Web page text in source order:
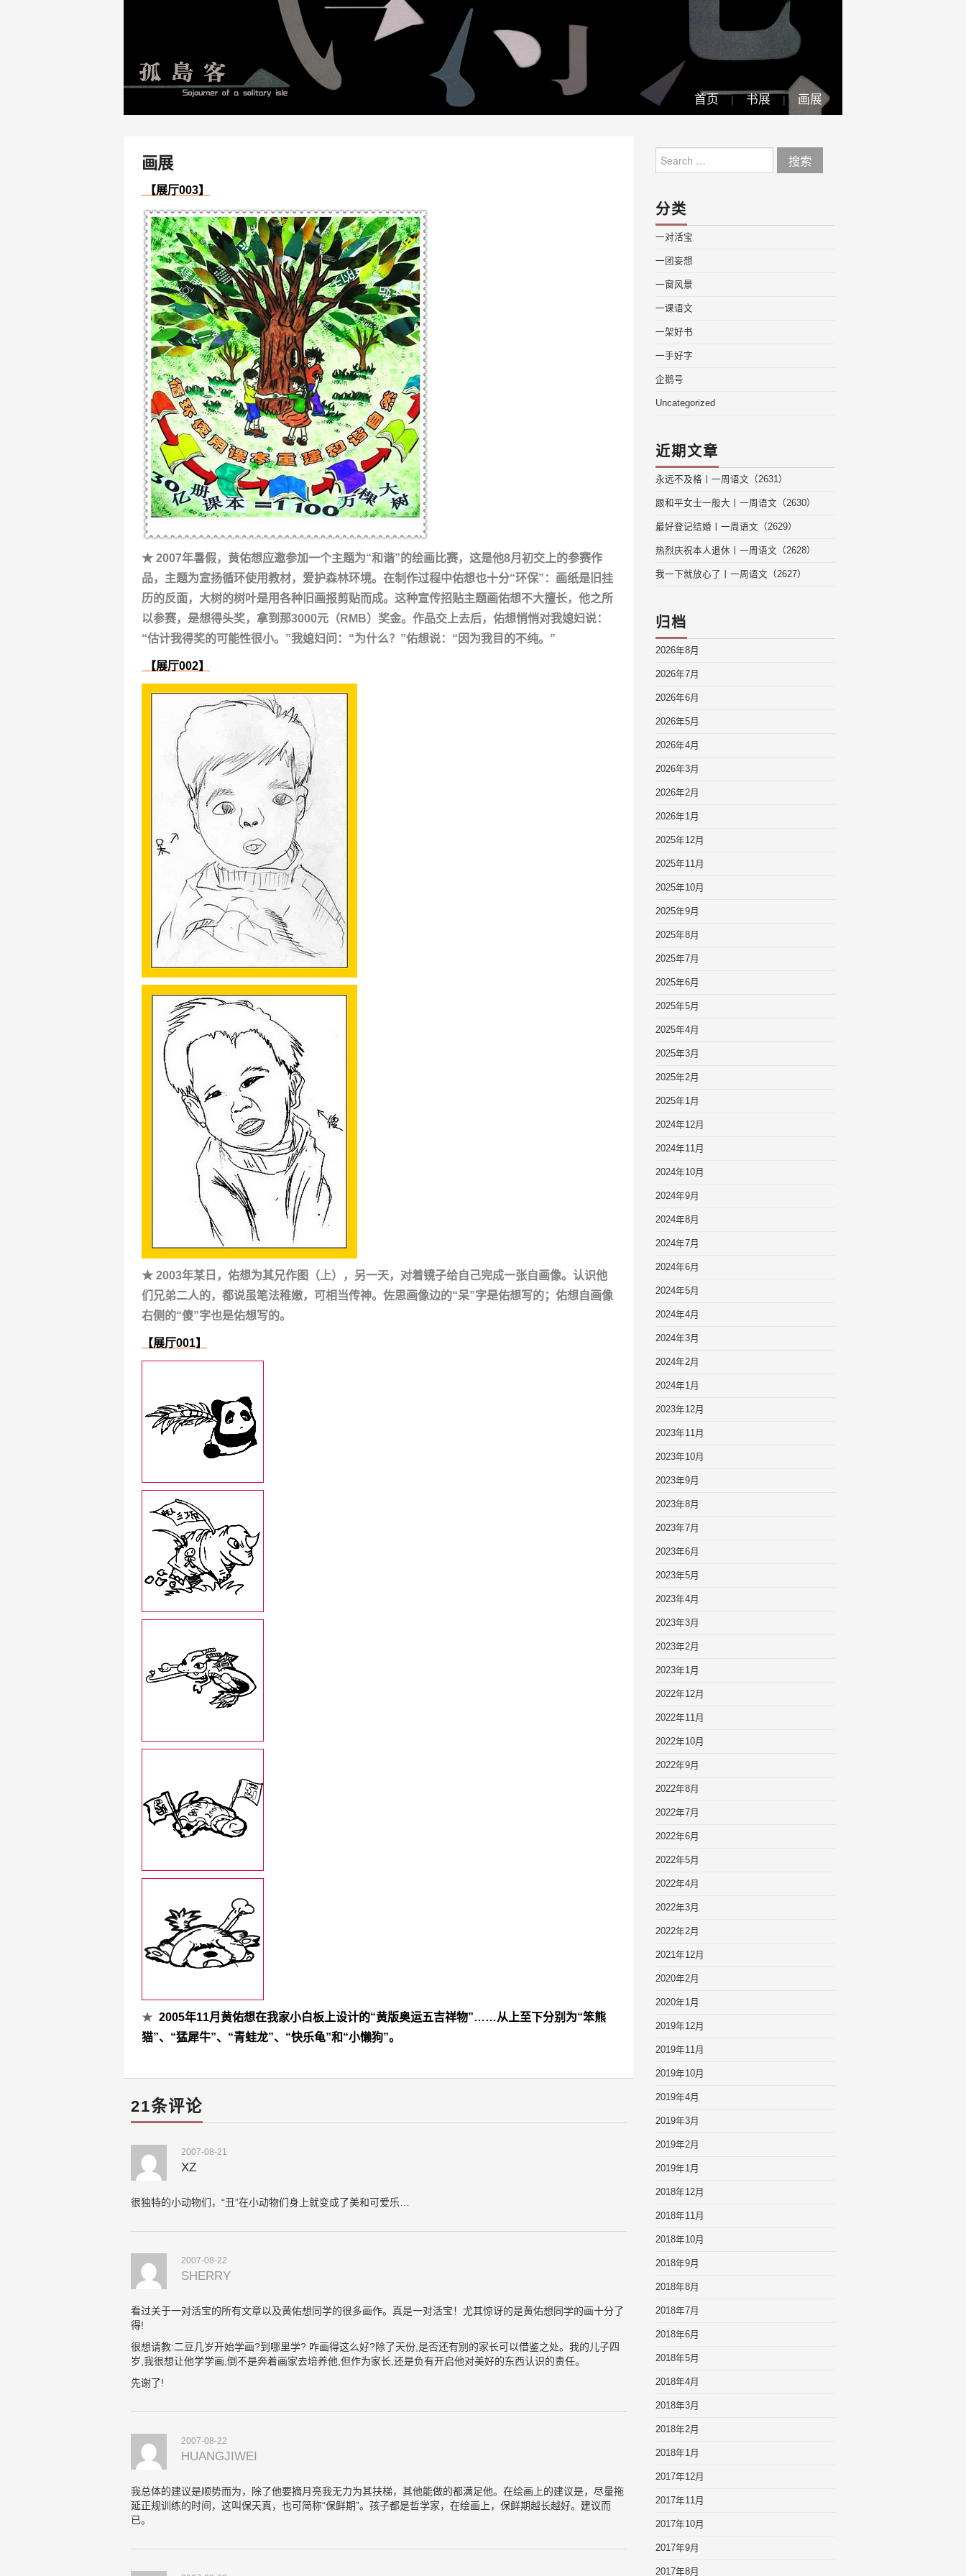
首页 书展 画展
画展
【展厅003】
★ 2007年暑假，黄佑想应邀参加一个主题为“和谐”的绘画比赛，这是他8月初交上的参赛作
品，主题为宣扬循环使用教材，爱护森林环境。在制作过程中佑想也十分“环保”：画纸是旧挂
历的反面，大树的树叶是用各种旧画报剪贴而成。这种宣传招贴主题画佑想不大擅长，他之所
以参赛，是想得头奖，拿到那3000元（RMB）奖金。作品交上去后，佑想悄悄对我媳妇说：
“估计我得奖的可能性很小。”我媳妇问：“为什么？”佑想说：“因为我目的不纯。”
【展厅002】
★ 2003年某日，佑想为其兄作图（上），另一天，对着镜子给自己完成一张自画像。认识他
们兄弟二人的，都说虽笔法稚嫩，可相当传神。佐思画像边的“呆”字是佑想写的；佑想自画像
右侧的“傻”字也是佑想写的。
【展厅001】
★ 2005年11月黄佑想在我家小白板上设计的“黄版奥运五吉祥物”……从上至下分别为“笨熊
猫”、“猛犀牛”、“青蛙龙”、“快乐龟”和“小懒狗”。
21条评论
2007-08-21
XZ
很独特的小动物们，“丑”在小动物们身上就变成了美和可爱乐…
2007-08-22
SHERRY
看过关于一对活宝的所有文章以及黄佑想同学的很多画作。真是一对活宝！尤其惊讶的是黄佑想同学的画十分了
得!
很想请教:二豆几岁开始学画?到哪里学? 咋画得这么好?除了天份,是否还有别的家长可以借鉴之处。我的儿子四
岁,我很想让他学学画,倒不是奔着画家去培养他,但作为家长,还是负有开启他对美好的东西认识的责任。
先谢了!
2007-08-22
HUANGJIWEI
我总体的建议是顺势而为，除了他要摘月亮我无力为其扶梯，其他能做的都满足他。在绘画上的建议是，尽量拖
延正规训练的时间，这叫保天真，也可简称“保鲜期”。孩子都是哲学家，在绘画上，保鲜期越长越好。建议而
已。
for:
分类
一对活宝
一团妄想
一窗风景
一课语文
一架好书
一手好字
企鹅号
Uncategorized
近期文章
永远不及格丨一周语文（2631）
跟和平女士一般大丨一周语文（2630）
最好登记结婚丨一周语文（2629）
热烈庆祝本人退休丨一周语文（2628）
我一下就放心了丨一周语文（2627）
归档
2026年8月
2026年7月
2026年6月
2026年5月
2026年4月
2026年3月
2026年2月
2026年1月
2025年12月
2025年11月
2025年10月
2025年9月
2025年8月
2025年7月
2025年6月
2025年5月
2025年4月
2025年3月
2025年2月
2025年1月
2024年12月
2024年11月
2024年10月
2024年9月
2024年8月
2024年7月
2024年6月
2024年5月
2024年4月
2024年3月
2024年2月
2024年1月
2023年12月
2023年11月
2023年10月
2023年9月
2023年8月
2023年7月
2023年6月
2023年5月
2023年4月
2023年3月
2023年2月
2023年1月
2022年12月
2022年11月
2022年10月
2022年9月
2022年8月
2022年7月
2022年6月
2022年5月
2022年4月
2022年3月
2022年2月
2021年12月
2020年2月
2020年1月
2019年12月
2019年11月
2019年10月
2019年4月
2019年3月
2019年2月
2019年1月
2018年12月
2018年11月
2018年10月
2018年9月
2018年8月
2018年7月
2018年6月
2018年5月
2018年4月
2018年3月
2018年2月
2018年1月
2017年12月
2017年11月
2017年10月
2017年9月
2017年8月